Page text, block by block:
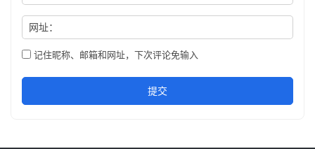
网址：
记住昵称、邮箱和网址，下次评论免输入
提交